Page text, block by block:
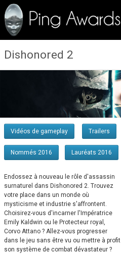
Dishonored 2
Vidéos de gameplay Trailers
Nommés 2016 Lauréats 2016
Endossez à nouveau le rôle d'assassin
surnaturel dans Dishonored 2. Trouvez
votre place dans un monde où
mysticisme et industrie s'affrontent.
Choisirez-vous d'incarner l'Impératrice
Emily Kaldwin ou le Protecteur royal,
Corvo Attano ? Allez-vous progresser
dans le jeu sans être vu ou mettre à profit
son système de combat dévastateur ?